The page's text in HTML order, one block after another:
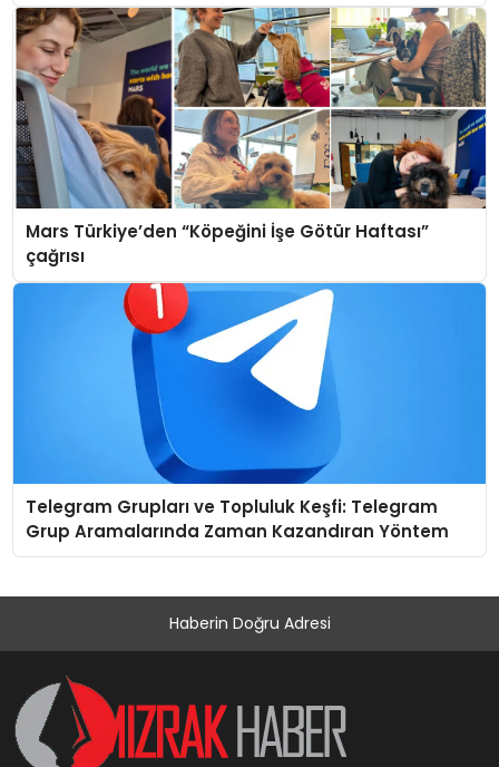
Mars Türkiye’den “Köpeğini İşe Götür Haftası”
çağrısı
Telegram Grupları ve Topluluk Keşfi: Telegram
Grup Aramalarında Zaman Kazandıran Yöntem
Haberin Doğru Adresi